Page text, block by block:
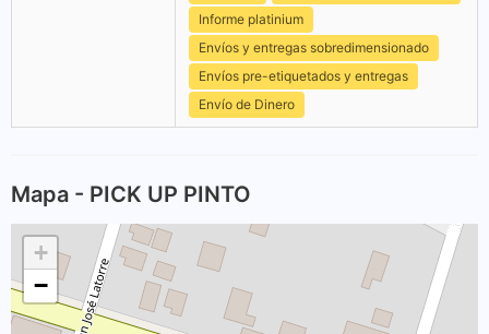
Informe platinium
Envíos y entregas sobredimensionado
Envíos pre-etiquetados y entregas
Envío de Dinero
Mapa - PICK UP PINTO
+
−